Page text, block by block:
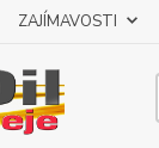
ZAJÍMAVOSTI